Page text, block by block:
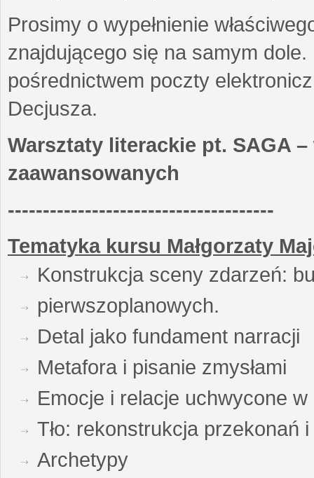
Prosimy o wypełnienie
znajdującego się na samym
pośrednictwem poczty
Decjusza.
Warsztaty literackie pt. SAGA
zaawansowanych
--------------------------------------
Tematyka kursu Małgorzaty
Konstrukcja sceny zdarzeń:
pierwszoplanowych.
Detal jako fundament narracji
Metafora i pisanie zmysłami
Emocje i relacje uchwycone
Tło: rekonstrukcja przekonań
Archetypy